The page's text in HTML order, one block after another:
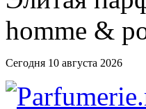
Сегодня 10 августа 2026